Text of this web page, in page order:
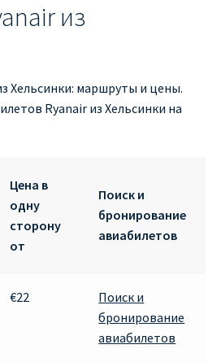
имени
ЧЕРНОГОРИЯ
из
Хельсинки: маршруты и цены.
Ryanair из Хельсинки на
Цена в
одну
сторону
от
Поиск и
бронирование
авиабилетов
€22
Поиск и
бронирование
авиабилетов